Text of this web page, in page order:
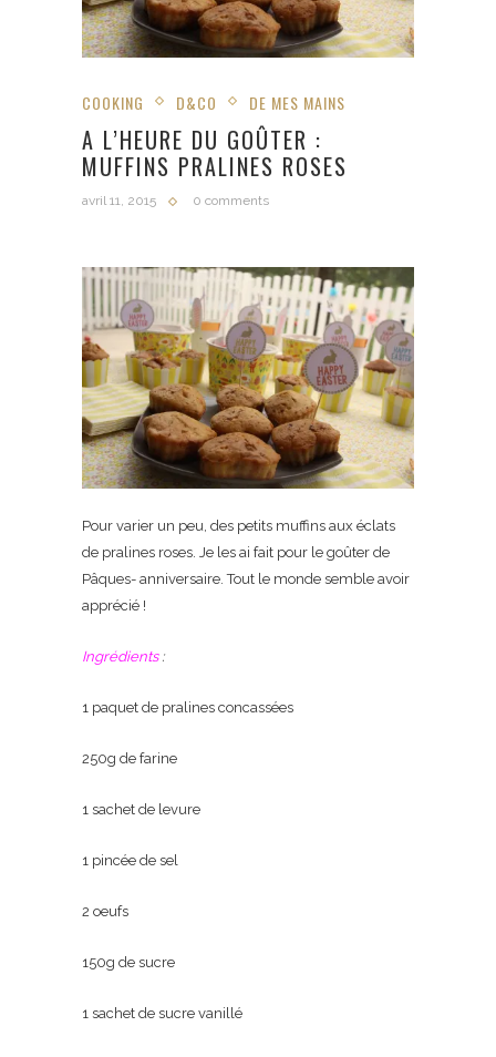
COOKING D&CO DE MES MAINS
A L’HEURE DU GOÛTER :
MUFFINS PRALINES ROSES
avril 11, 2015 0 comments
Pour varier un peu, des petits muffins aux éclats
de pralines roses. Je les ai fait pour le goûter de
Pâques- anniversaire. Tout le monde semble avoir
apprécié !
Ingrédients:
1 paquet de pralines concassées
250g de farine
1 sachet de levure
1 pincée de sel
2 oeufs
150g de sucre
1 sachet de sucre vanillé